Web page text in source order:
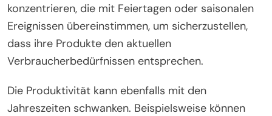
konzentrieren, die mit Feiertagen oder saisonalen
Ereignissen übereinstimmen, um sicherzustellen,
dass ihre Produkte den aktuellen
Verbraucherbedürfnissen entsprechen.
Die Produktivität kann ebenfalls mit den
Jahreszeiten schwanken. Beispielsweise können